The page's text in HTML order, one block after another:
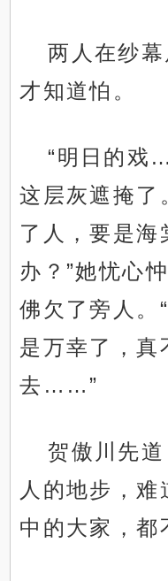
两人在纱
才知道怕。
“明日的戏
这层灰遮掩了
了人，要是海
办？”她忧心
佛欠了旁人
是万幸了，真
去……”
贺傲川先
人的地步，
中的大家，都